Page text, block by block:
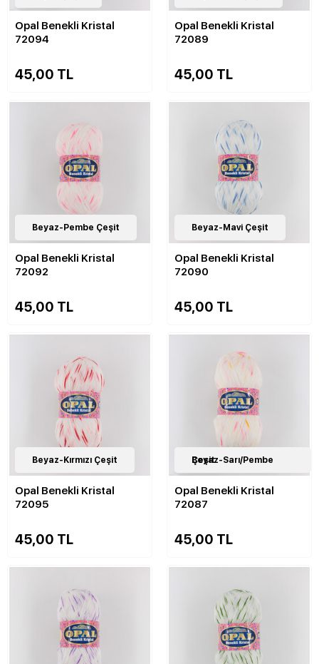
Opal Benekli Kristal
72094
45,00 TL
Opal Benekli Kristal
72089
45,00 TL
11Çeşit
Beyaz-Pembe Çeşit
Opal Benekli Kristal
72092
45,00 TL
11Çeşit
Beyaz-Mavi Çeşit
Opal Benekli Kristal
72090
45,00 TL
11Çeşit
Beyaz-Kırmızı Çeşit
Opal Benekli Kristal
72095
45,00 TL
11Çeşit
Beyaz-Sarı/Pembe Çeşit
Opal Benekli Kristal
72087
45,00 TL